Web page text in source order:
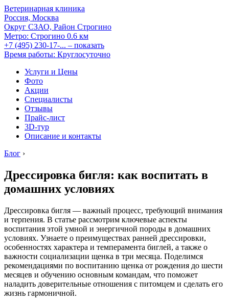
Ветеринарная клиника
Россия, Москва
Округ СЗАО, Район Строгино
Метро: Строгино 0.6 км
+7 (495) 230-17-... – показать
Время работы: Круглосуточно
Услуги и Цены
Фото
Акции
Специалисты
Отзывы
Прайс-лист
3D-тур
Описание и контакты
Блог ›
Дрессировка бигля: как воспитать в
домашних условиях
Дрессировка бигля — важный процесс, требующий внимания
и терпения. В статье рассмотрим ключевые аспекты
воспитания этой умной и энергичной породы в домашних
условиях. Узнаете о преимуществах ранней дрессировки,
особенностях характера и темперамента биглей, а также о
важности социализации щенка в три месяца. Поделимся
рекомендациями по воспитанию щенка от рождения до шести
месяцев и обучению основным командам, что поможет
наладить доверительные отношения с питомцем и сделать его
жизнь гармоничной.